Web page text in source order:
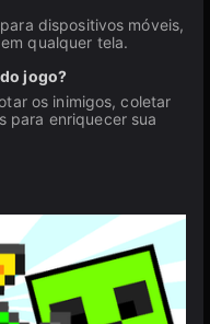
dispositivos móveis,
qualquer tela.
jogo?
os inimigos, coletar
para enriquecer sua